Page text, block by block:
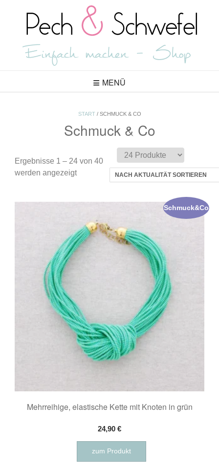
MENÜ
START/ SCHMUCK & CO
Schmuck & Co
Ergebnisse 1 – 24 von 40
werden angezeigtNach
Schmuck&Co
Mehrreihige, elastische Kette mit Knoten in grün
24,90 €
zum Produkt